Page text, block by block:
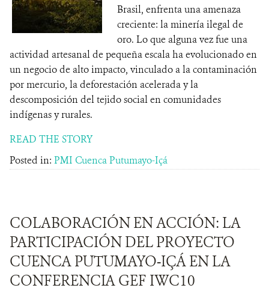
Brasil, enfrenta una amenaza
creciente: la minería ilegal de
oro. Lo que alguna vez fue una
actividad artesanal de pequeña escala ha evolucionado en
un negocio de alto impacto, vinculado a la contaminación
por mercurio, la deforestación acelerada y la
descomposición del tejido social en comunidades
indígenas y rurales.
READ THE STORY
Posted in: PMI Cuenca Putumayo-Içá
COLABORACIÓN EN ACCIÓN: LA
PARTICIPACIÓN DEL PROYECTO
CUENCA PUTUMAYO-IÇÁ EN LA
CONFERENCIA GEF IWC10